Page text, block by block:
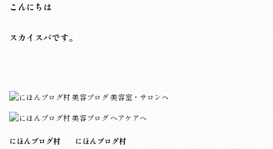
こんにちは
スカイスパです。
にほんブログ村 にほんブログ村